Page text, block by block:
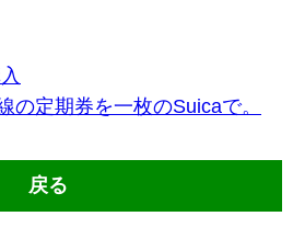
の定期券を一枚のSuicaで。
戻る